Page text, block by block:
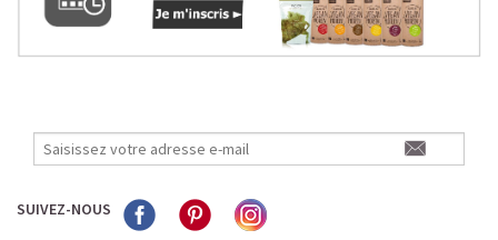
SUIVEZ-NOUS